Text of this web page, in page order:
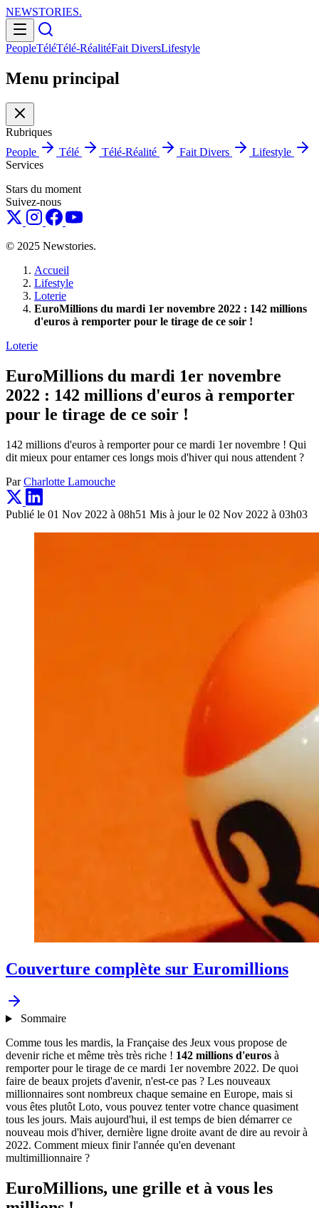
NEWSTORIES.
PeopleTéléTélé-RéalitéFait DiversLifestyle
Menu principal
Rubriques
People
Télé Télé-Réalité Fait Divers
Lifestyle
Services
Stars du moment
Suivez-nous
© 2025 Newstories.
Accueil
Lifestyle
Loterie
EuroMillions du mardi 1er novembre 2022 : 142 millions
d'euros à remporter pour le tirage de ce soir !
Loterie
EuroMillions du mardi 1er novembre
2022 : 142 millions d'euros à remporter
pour le tirage de ce soir !
142 millions d'euros à remporter pour ce mardi 1er novembre ! Qui
dit mieux pour entamer ces longs mois d'hiver qui nous attendent ?
ParCharlotte Lamouche
Publié le 01 Nov 2022 à 08h51 Mis à jour le 02 Nov 2022 à 03h03
Couverture complète sur Euromillions
Sommaire
Comme tous les mardis, la Française des Jeux vous propose de
devenir riche et même très très riche ! 142 millions d'euros à
remporter pour le tirage de ce mardi 1er novembre 2022. De quoi
faire de beaux projets d'avenir, n'est-ce pas ? Les nouveaux
millionnaires sont nombreux chaque semaine en Europe, mais si
vous êtes plutôt Loto, vous pouvez tenter votre chance quasiment
tous les jours. Mais aujourd'hui, il est temps de bien démarrer ce
nouveau mois d'hiver, dernière ligne droite avant de dire au revoir à
2022. Comment mieux finir l'année qu'en devenant
multimillionnaire ?
EuroMillions, une grille et à vous les